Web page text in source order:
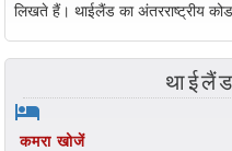
लिखते हैं। थाईलैंड का अंतरराष्ट्रीय कोड
hotel
कमरा खोजें